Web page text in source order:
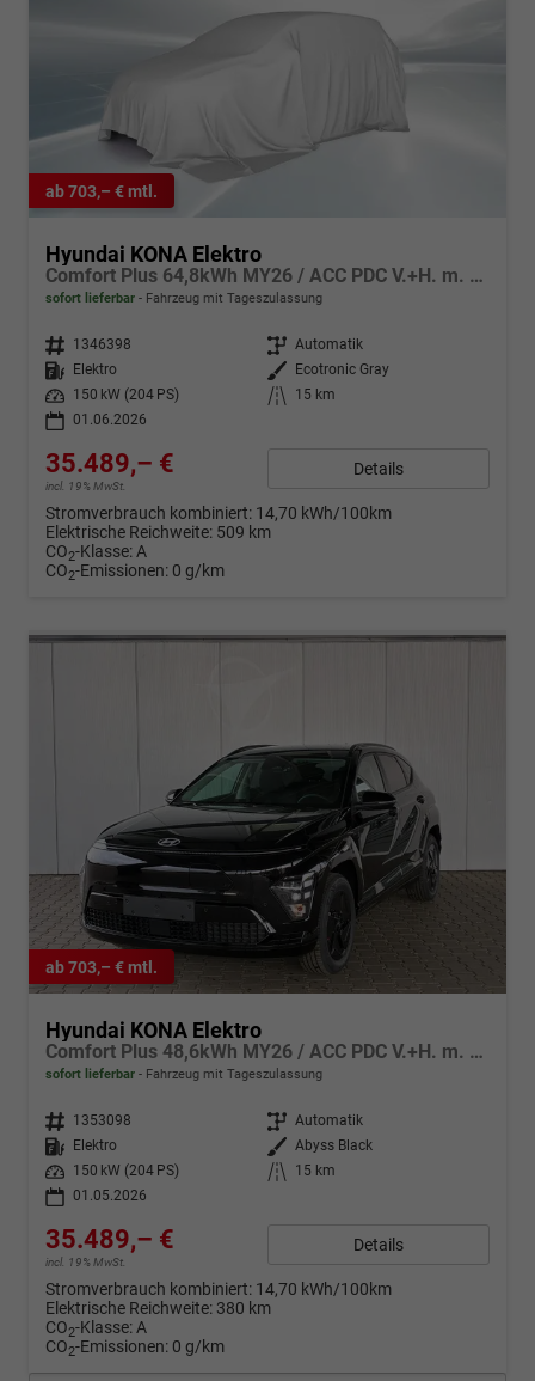
ab 703,– € mtl.
Hyundai KONA Elektro
Comfort Plus 64,8kWh MY26 / ACC PDC V.+H. m. Kamera Keyless Sitz & Lenkr.Heiz./ LED Navi
sofort lieferbar Fahrzeug mit Tageszulassung
Fahrzeugnr. 1346398 Getriebe Automatik
Kraftstoff
Elektro Außenfarbe
Ecotronic Gray
Leistung
150 kW (204 PS) Kilometerstand
15 km
01.06.2026
35.489,– €
incl. 19% MwSt.
Details
Stromverbrauch kombiniert: 14,70 kWh/100km
Elektrische Reichweite: 509 km
CO2-Klasse:A
CO2-Emissionen: 0 g/km
ab 703,– € mtl.
Hyundai KONA Elektro
Comfort Plus 48,6kWh MY26 / ACC PDC V.+H. m. Kamera Keyless Sitz & Lenkr.Heiz./ LED Navi
sofort lieferbar Fahrzeug mit Tageszulassung
Fahrzeugnr. 1353098 Getriebe Automatik
Kraftstoff
Elektro Außenfarbe Abyss Black
Leistung
150 kW (204 PS) Kilometerstand
15 km
01.05.2026
35.489,– €
incl. 19% MwSt.
Details
Stromverbrauch kombiniert: 14,70 kWh/100km
Elektrische Reichweite: 380 km
CO2-Klasse:A
CO2-Emissionen: 0 g/km